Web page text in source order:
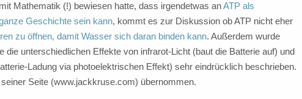
Mathematik (!) bewiesen hatte, dass irgendetwas anATP als
Geschichte sein kann, kommt es zur Diskussion ob ATP nicht eher
zu öffnen, damit Wasser sich daran binden kann. Außerdem wurde
die unterschiedlichen Effekte von infrarot-Licht (baut die Batterie auf) und
Ladung via photoelektrischen Effekt) sehr eindrücklich beschrieben.
Seite (www.jackkruse.com) übernommen.